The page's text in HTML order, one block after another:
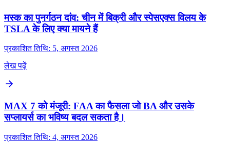
मस्क का पुनर्गठन दांव: चीन में बिक्री और स्पेसएक्स विलय के
TSLA के लिए क्या मायने हैं
प्रकाशित तिथि: 5, अगस्त 2026
लेख पढ़ें
MAX 7 को मंजूरी: FAA का फैसला जो BA और उसके
सप्लायर्स का भविष्य बदल सकता है।
प्रकाशित तिथि: 4, अगस्त 2026